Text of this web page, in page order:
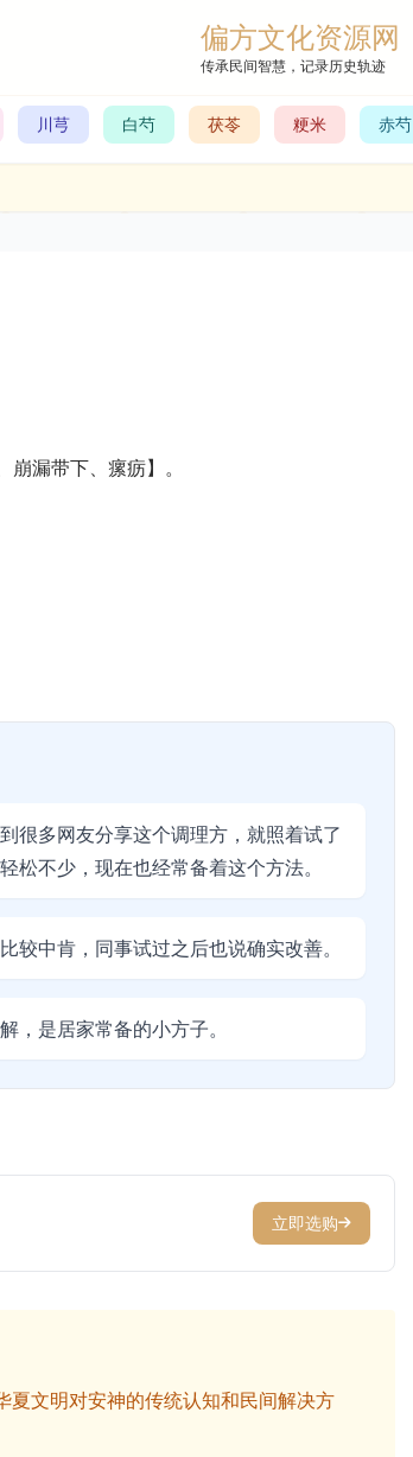
偏方文化资源网
传承民间智慧，记录历史轨迹
川芎 白芍 茯苓 粳米 赤芍
漏带下、瘰疬】。
很多网友分享这个调理方，就照着试了
不少，现在也经常备着这个方法。
中肯，同事试过之后也说确实改善。
，是居家常备的小方子。
立即选购
文明对安神的传统认知和民间解决方